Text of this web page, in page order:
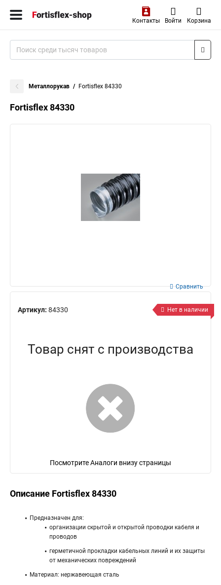
Контакты Войти Корзина
Металлорукав Fortisflex 84330
Fortisflex 84330
Артикул: 84330
Сравнить
Нет в наличии
Товар снят с производства
Посмотрите Аналоги внизу страницы
Описание Fortisflex 84330
Предназначен для:
организации скрытой и открытой проводки кабеля и
проводов
герметичной прокладки кабельных линий и их защиты
от механических повреждений
Материал: нержавеющая сталь